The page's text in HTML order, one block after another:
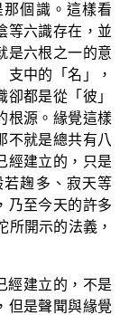
個識。這樣看
等六識存在，並
是六根之一的意
中的「名」，
都是從「彼」
根源。緣覺這樣
不就是總共有八
經建立的，只是
趜多、寂天等
乃至今天的許多
所開示的法義，
經建立的，不是
但是聲聞與緣覺